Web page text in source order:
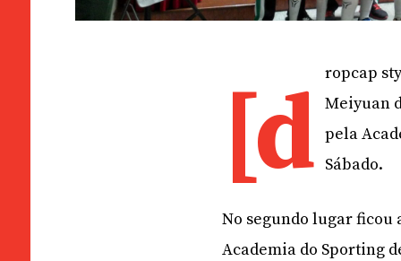
[d ropcap
Meiyuan
pela
Sábado.
No segundo lugar ficou
Academia do Sporting